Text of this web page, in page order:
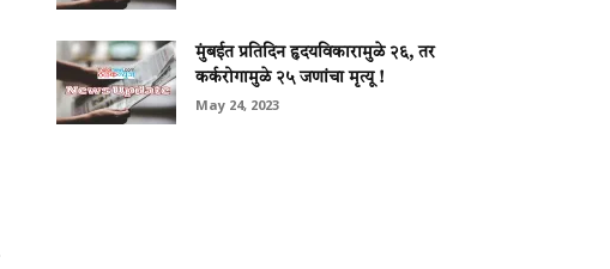
मुंबईत प्रतिदिन हृदयविकारामुळे २६, तर
कर्करोगामुळे २५ जणांचा मृत्यू !
May 24, 2023